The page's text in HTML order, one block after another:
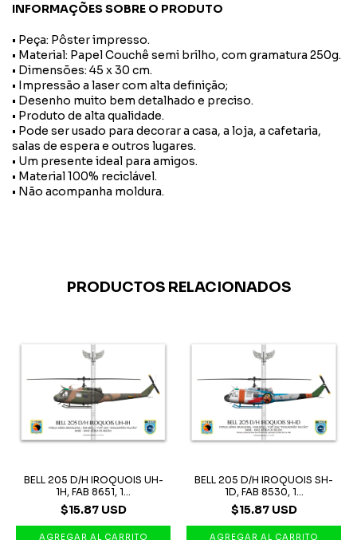
INFORMAÇÕES SOBRE O PRODUTO
• Peça: Pôster impresso.
• Material: Papel Couchê semi brilho, com gramatura 250g.
• Dimensões: 45 x 30 cm.
• Impressão a laser com alta definição;
• Desenho muito bem detalhado e preciso.
• Produto de alta qualidade.
• Pode ser usado para decorar a casa, a loja, a cafetaria,
salas de espera e outros lugares.
• Um presente ideal para amigos.
• Material 100% reciclável.
• Não acompanha moldura.
PRODUCTOS RELACIONADOS
BELL 205 D/H IROQUOIS UH-
1H, FAB 8651, 1...
$15.87 USD
BELL 205 D/H IROQUOIS SH-
1D, FAB 8530, 1...
$15.87 USD